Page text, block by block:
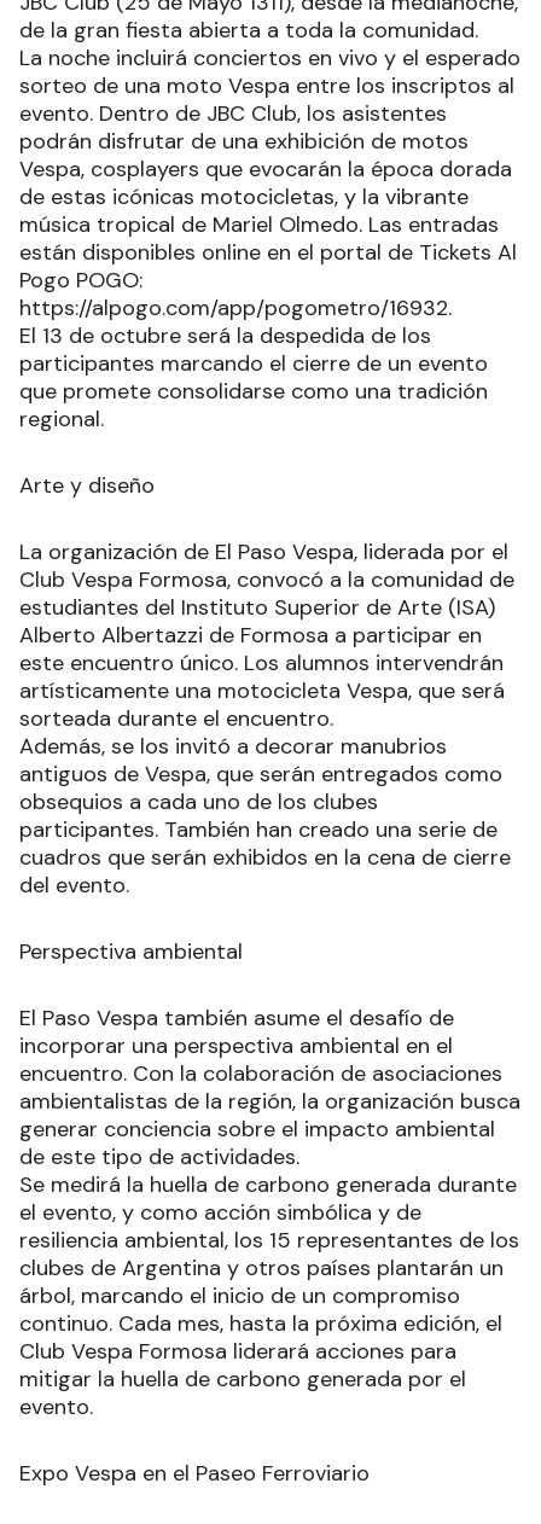
de la gran fiesta abierta a toda la comunidad.
La noche incluirá conciertos en vivo y el esperado
sorteo de una moto Vespa entre los inscriptos al
evento. Dentro de JBC Club, los asistentes
podrán disfrutar de una exhibición de motos
Vespa, cosplayers que evocarán la época dorada
de estas icónicas motocicletas, y la vibrante
música tropical de Mariel Olmedo. Las entradas
están disponibles online en el portal de Tickets Al
Pogo POGO:
https://alpogo.com/app/pogometro/16932.
El 13 de octubre será la despedida de los
participantes marcando el cierre de un evento
que promete consolidarse como una tradición
regional.
Arte y diseño
La organización de El Paso Vespa, liderada por el
Club Vespa Formosa, convocó a la comunidad de
estudiantes del Instituto Superior de Arte (ISA)
Alberto Albertazzi de Formosa a participar en
este encuentro único. Los alumnos intervendrán
artísticamente una motocicleta Vespa, que será
sorteada durante el encuentro.
Además, se los invitó a decorar manubrios
antiguos de Vespa, que serán entregados como
obsequios a cada uno de los clubes
participantes. También han creado una serie de
cuadros que serán exhibidos en la cena de cierre
del evento.
Perspectiva ambiental
El Paso Vespa también asume el desafío de
incorporar una perspectiva ambiental en el
encuentro. Con la colaboración de asociaciones
ambientalistas de la región, la organización busca
generar conciencia sobre el impacto ambiental
de este tipo de actividades.
Se medirá la huella de carbono generada durante
el evento, y como acción simbólica y de
resiliencia ambiental, los 15 representantes de los
clubes de Argentina y otros países plantarán un
árbol, marcando el inicio de un compromiso
continuo. Cada mes, hasta la próxima edición, el
Club Vespa Formosa liderará acciones para
mitigar la huella de carbono generada por el
evento.
Expo Vespa en el Paseo Ferroviario